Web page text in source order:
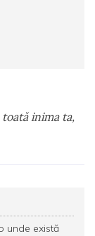
inima ta,
unde există